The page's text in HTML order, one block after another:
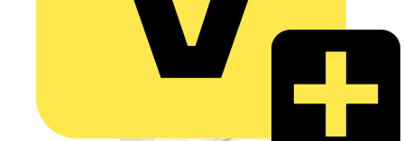
Zurück zu Produkte